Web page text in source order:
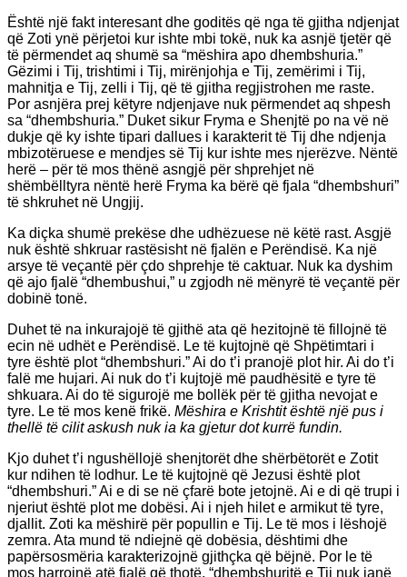
Është një fakt interesant dhe goditës që nga të gjitha ndjenjat
që Zoti ynë përjetoi kur ishte mbi tokë, nuk ka asnjë tjetër që
të përmendet aq shumë sa “mëshira apo dhembshuria.”
Gëzimi i Tij, trishtimi i Tij, mirënjohja e Tij, zemërimi i Tij,
mahnitja e Tij, zelli i Tij, që të gjitha regjistrohen me raste.
Por asnjëra prej këtyre ndjenjave nuk përmendet aq shpesh
sa “dhembshuria.” Duket sikur Fryma e Shenjtë po na vë në
dukje që ky ishte tipari dallues i karakterit të Tij dhe ndjenja
mbizotëruese e mendjes së Tij kur ishte mes njerëzve. Nëntë
herë – për të mos thënë asngjë për shprehjet në
shëmbëlltyra nëntë herë Fryma ka bërë që fjala “dhembshuri”
të shkruhet në Ungjij.
Ka diçka shumë prekëse dhe udhëzuese në këtë rast. Asgjë
nuk është shkruar rastësisht në fjalën e Perëndisë. Ka një
arsye të veçantë për çdo shprehje të caktuar. Nuk ka dyshim
që ajo fjalë “dhembushui,” u zgjodh në mënyrë të veçantë për
dobinë tonë.
Duhet të na inkurajojë të gjithë ata që hezitojnë të fillojnë të
ecin në udhët e Perëndisë. Le të kujtojnë që Shpëtimtari i
tyre është plot “dhembshuri.” Ai do t’i pranojë plot hir. Ai do t’i
falë me hujari. Ai nuk do t’i kujtojë më paudhësitë e tyre të
shkuara. Ai do të sigurojë me bollëk për të gjitha nevojat e
tyre. Le të mos kenë frikë. Mëshira e Krishtit është një pus i
thellë të cilit askush nuk ia ka gjetur dot kurrë fundin.
Kjo duhet t’i ngushëllojë shenjtorët dhe shërbëtorët e Zotit
kur ndihen të lodhur. Le të kujtojnë që Jezusi është plot
“dhembshuri.” Ai e di se në çfarë bote jetojnë. Ai e di që trupi i
njeriut është plot me dobësi. Ai i njeh hilet e armikut të tyre,
djallit. Zoti ka mëshirë për popullin e Tij. Le të mos i lëshojë
zemra. Ata mund të ndiejnë që dobësia, dështimi dhe
papërsosmëria karakterizojnë gjithçka që bëjnë. Por le të
mos harrojnë atë fjalë që thotë, “dhembshuritë e Tij nuk janë